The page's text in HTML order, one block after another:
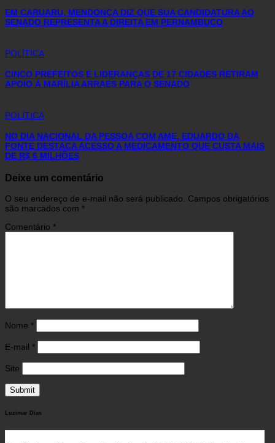
EM CARUARU, MENDONÇA DIZ QUE SUA CANDIDATURA AO
SENADO REPRESENTA A DIREITA EM PERNAMBUCO
POLÍTICA
CINCO PREFEITOS E LIDERANÇAS DE 17 CIDADES RETIRAM
APOIO À MARÍLIA ARRAES PARA O SENADO
POLÍTICA
NO DIA NACIONAL DA PESSOA COM AME, EDUARDO DA
FONTE DESTACA ACESSO A MEDICAMENTO QUE CUSTA MAIS
DE R$ 6 MILHÕES
Deixe um comentário
O seu endereço de e-mail não será publicado. Campos obrigatórios
são marcados com *
Comentário *
Nome *
E-mail *
Site
Luzimar Dias